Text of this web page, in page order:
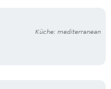
Küche: mediterranean